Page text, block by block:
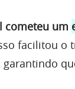
cometeu um
facilitou o
garantindo